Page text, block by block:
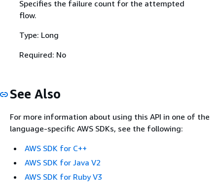
Specifies the failure count for the attempted
flow.
Type: Long
Required: No
See Also
For more information about using this API in one of the
language-specific AWS SDKs, see the following:
AWS SDK for C++
AWS SDK for Java V2
AWS SDK for Ruby V3